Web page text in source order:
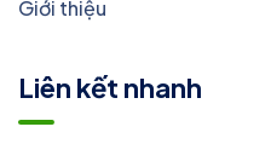
Giới thiệu
Liên kết nhanh